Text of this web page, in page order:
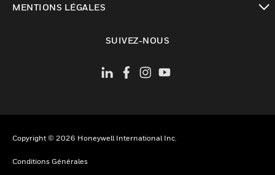
MENTIONS LÉGALES
SUIVEZ-NOUS
Copyright © 2026 Honeywell International Inc.
Conditions Générales